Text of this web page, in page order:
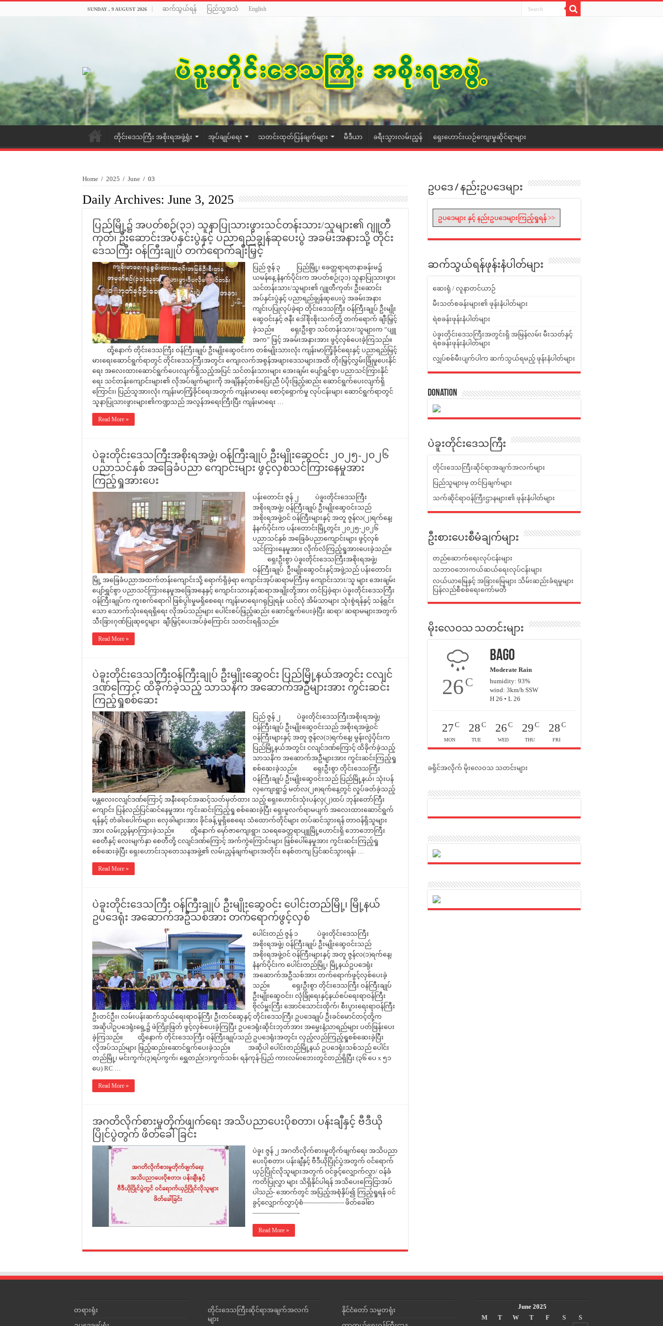
SUNDAY , 9 AUGUST 2026 ဆက်သွယ်ရန် ပြည်သူ့အသံ English
တိုင်းဒေသကြီး အစိုးရအဖွဲ့ရုံး အုပ်ချုပ်ရေး သတင်းထုတ်ပြန်ချက်များ မီဒီယာ ခရီးသွားလမ်းညွှန် ရှေးဟောင်းယဉ်ကျေးမှုဆိုင်ရာများ
Home / 2025 / June / 03
Daily Archives: June 3, 2025
ပြည်မြို့၌ အပတ်စဉ်(၃၁) သူနာပြုသားဖွားသင်တန်းသား/သူများ၏ ဂျူတီ
ကုတ်၊ ဦးဆောင်းအပ်နှင်းပွဲနှင့် ပညာရည်ချွန်ဆုပေးပွဲ အခမ်းအနားသို့ တိုင်း
ဒေသကြီး ဝန်ကြီးချုပ် တက်ရောက်ချီးမြှင့်
ပြည် ဇွန် ၃ ပြည်မြို့၊ ခေတ္တရာရတနာခန်းမ၌
ယမန်နေ့ နံနက်ပိုင်းက အပတ်စဉ်(၃၁) သူနာပြုသားဖွား
သင်တန်းသား/သူများ၏ ဂျူတီကုတ်၊ ဦးဆောင်း
အပ်နှင်းပွဲနှင့် ပညာရည်ချွန်ဆုပေးပွဲ အခမ်းအနား
ကျင်းပပြုလုပ်ခဲ့ရာ တိုင်းဒေသကြီး ဝန်ကြီးချုပ် ဦးမျိုး
ဆွေဝင်းနှင့် ဇနီး ဒေါ်စိုးစိုးသက်တို့ တက်ရောက် ချီးမြှင့်
ခဲ့သည်။ ရှေးဦးစွာ သင်တန်းသား/သူများက “ပျူ
အက” ဖြင့် အခမ်းအနားအား ဖွင့်လှစ်ပေးခဲ့ကြသည်။
ထို့နောက် တိုင်းဒေသကြီး ဝန်ကြီးချုပ် ဦးမျိုးဆွေဝင်းက တစ်မျိုးသားလုံး ကျန်းမာကြံ့ခိုင်ရေးနှင့် ပညာရည်မြင့်
မားရေးဆောင်ရွက်ရာတွင် တိုင်းဒေသကြီးအတွင်း ကျေးလက်အစွန်အဖျားဒေသများအထိ တိုးမြှင့်လွှမ်းခြုံမှုပေးနိုင်
ရေး အလေးထားဆောင်ရွက်ပေးလျက်ရှိသည့်အပြင် သင်တန်းသားများ အေးချမ်း ပျော်ရွှင်စွာ ပညာသင်ကြားနိုင်
ရေး သင်တန်းကျောင်းများ၏ လိုအပ်ချက်များကို အချိန်နှင့်တစ်ပြေးညီ ပံပိုးဖြည့်ဆည်း ဆောင်ရွက်ပေးလျက်ရှိ
ကြောင်း၊ ပြည်သူအားလုံး ကျန်းမာကြံ့ခိုင်ရေးအတွက် ကျန်းမာရေး စောင့်ရှောက်မှု လုပ်ငန်းများ ဆောင်ရွက်ရာတွင်
သူနာပြုသားဖွားများ၏ကဏ္ဍသည် အလွန်အရေးကြီးပြီး ကျန်းမာရေး …
Read More »
ပဲခူးတိုင်းဒေသကြီးအစိုးရအဖွဲ့၊ ဝန်ကြီးချုပ် ဦးမျိုးဆွေဝင်း ၂၀၂၅-၂၀၂၆
ပညာသင်နှစ် အခြေခံပညာ ကျောင်းများ ဖွင့်လှစ်သင်ကြားနေမှုအား
ကြည့်ရှုအားပေး
ပန်းတောင်း ဇွန် ၂ ပဲခူးတိုင်းဒေသကြီး
အစိုးရအဖွဲ့၊ ဝန်ကြီးချုပ် ဦးမျိုးဆွေဝင်းသည်
အစိုးရအဖွဲ့ဝင် ဝန်ကြီးများနှင့် အတူ ဇွန်လ(၂)ရက်နေ့၊
နံနက်ပိုင်းက ပန်းတောင်းမြို့တွင်း ၂၀၂၅-၂၀၂၆
ပညာသင်နှစ် အခြေခံပညာကျောင်းများ ဖွင့်လှစ်
သင်ကြားနေမှုအား လိုက်လံကြည့်ရှုအားပေးခဲ့သည်။
ရှေးဦးစွာ ပဲခူးတိုင်းဒေသကြီးအစိုးရအဖွဲ့၊
ဝန်ကြီးချုပ် ဦးမျိုးဆွေဝင်းနှင့်အဖွဲ့သည် ပန်းတောင်း
မြို့ အခြေခံပညာအထက်တန်းကျောင်းသို့ ရောက်ရှိခဲ့ရာ ကျောင်းအုပ်ဆရာမကြီးမှ ကျောင်းသား/သူ များ အေးချမ်း
ပျော်ရွှင်စွာ ပညာသင်ကြားနေမှုအခြေအနေနှင့် ကျောင်းသားနှင့်ဆရာအချိုးတို့အား တင်ပြခဲ့ရာ၊ ပဲခူးတိုင်းဒေသကြီး
ဝန်ကြီးချုပ်က ကူးစက်ရောဂါ ဖြစ်ပွါးမှုမရှိစေရေး ကျန်းမာရေးဂရုပြုရန်၊ ယင်လုံ အိမ်သာများ သုံးစွဲရန်နှင့် သန့်ရှင်း
သော သောက်သုံးရေရရှိရေး လိုအပ်သည်များ ပေါင်းစပ်ဖြည့်ဆည်း ဆောင်ရွက်ပေးခဲ့ပြီး ဆရာ/ ဆရာမများအတွက်
သီးခြားဂုဏ်ပြုဆုငွေများ ချီးမြှင့်ပေးအပ်ခဲ့ကြောင်း သတင်းရရှိသည်။
Read More »
ပဲခူးတိုင်းဒေသကြီးဝန်ကြီးချုပ် ဦးမျိုးဆွေဝင်း ပြည်မြို့နယ်အတွင်း ငလျင်
ဒဏ်ကြောင့် ထိခိုက်ခဲ့သည့် သာသနိက အဆောက်အဦများအား ကွင်းဆင်း
ကြည့်ရှုစစ်ဆေး
ပြည် ဇွန် ၂ ပဲခူးတိုင်းဒေသကြီးအစိုးရအဖွဲ့၊
ဝန်ကြီးချုပ် ဦးမျိုးဆွေဝင်းသည် အစိုးရအဖွဲ့ဝင်
ဝန်ကြီးများနှင့် အတူ ဇွန်လ(၁)ရက်နေ့၊ မွန်းလွဲပိုင်းက
ပြည်မြို့နယ်အတွင်း ငလျင်ဒဏ်ကြောင့် ထိခိုက်ခဲ့သည့်
သာသနိက အဆောက်အဦများအား ကွင်းဆင်းကြည့်ရှု
စစ်ဆေးခဲ့သည်။ ရှေးဦးစွာ တိုင်းဒေသကြီး
ဝန်ကြီးချုပ် ဦးမျိုးဆွေဝင်းသည် ပြည်မြို့နယ်၊ သုံးပန်
လှကျေးရွာ၌ မတ်လ(၂၈)ရက်နေ့တွင် လှုပ်ခတ်ခဲ့သည့်
မန္တလေးငလျင်ဒဏ်ကြောင့် အနီးရောင်အဆင့်သတ်မှတ်ထား သည့် ရှေးဟောင်းသုံးပန်လှ(၂)ထပ် ဘုန်းတော်ကြီး
ကျောင်း ပြန်လည်ပြင်ဆင်နေမှုအား ကွင်းဆင်းကြည့်ရှု စစ်ဆေးခဲ့ပြီး ရှေးမူလက်ရာမပျက် အလေးထားဆောင်ရွက်
ရန်နှင့် တံခါးပေါက်များ၊ လှေခါများအား ခိုင်ခန့် မှုရှိစေရေး သံထောက်တိုင်များ တပ်ဆင်သွားရန် တာဝန်ရှိသူများ
အား လမ်းညွှန်မှာကြားခဲ့သည်။ ထို့နောက် မှော်ဇာကျေးရွာ၊ သရေခေတ္တရာပျူမြို့ဟောင်းရှိ ဘောဘောကြီး
စေတီနှင့် လေးမျက်နှာ စေတီတို့ ငလျင်ဒဏ်ကြောင့် အက်ကွဲကြောင်းများ ဖြစ်ပေါ်နေမှုအား ကွင်းဆင်းကြည့်ရှု
စစ်ဆေးခဲ့ပြီး ရှေးဟောင်းသုတေသနအဖွဲ့၏ လမ်းညွှန်ချက်များအတိုင်း စနစ်တကျ ပြင်ဆင်သွားရန်၊ …
Read More »
ပဲခူးတိုင်းဒေသကြီး ဝန်ကြီးချုပ် ဦးမျိုးဆွေဝင်း ပေါင်းတည်မြို့၊ မြို့နယ်
ဥပဒေရုံး အဆောက်အဦသစ်အား တက်ရောက်ဖွင့်လှစ်
ပေါင်းတည် ဇွန် ၁ ပဲခူးတိုင်းဒေသကြီး
အစိုးရအဖွဲ့၊ ဝန်ကြီးချုပ် ဦးမျိုးဆွေဝင်းသည်
အစိုးရအဖွဲ့ဝင် ဝန်ကြီးများနှင့် အတူ ဇွန်လ(၁)ရက်နေ့၊
နံနက်ပိုင်းက ပေါင်းတည်မြို့၊ မြို့နယ်ဥပဒေရုံး
အဆောက်အဦသစ်အား တက်ရောက်ဖွင့်လှစ်ပေးခဲ့
သည်။ ရှေးဦးစွာ တိုင်းဒေသကြီး ဝန်ကြီးချုပ်
ဦးမျိုးဆွေဝင်း၊ လုံခြုံရေးနှင့်နယ်စပ်ရေးရာဝန်ကြီး
ဗိုလ်မှူးကြီး အောင်သောင်းထိုက်၊ စီးပွားရေးရာဝန်ကြီး
ဦးတင်ဦး၊ လမ်းပန်းဆက်သွယ်ရေးရာဝန်ကြီး ဦးတင်ဆွေနှင့် တိုင်းဒေသကြီး ဥပဒေချုပ် ဦးခင်မောင်တင့်တို့က
အဆိုပါဥပဒေရုံးရှေ့၌ ဖဲကြိုးဖြတ် ဖွင့်လှစ်ပေးခဲ့ကြပြီး ဥပဒေရုံးဆိုင်းဘုတ်အား အမွှေးနံ့သာရည်များ ပတ်ဖြန်းပေး
ခဲ့ကြသည်။ ထို့နောက် တိုင်းဒေသကြီး ဝန်ကြီးချုပ်သည် ဥပဒေရုံးအတွင်း လှည့်လည်ကြည့်ရှုစစ်ဆေးခဲ့ပြီး
လိုအပ်သည်များ ဖြည့်ဆည်းဆောင်ရွက်ပေးခဲ့သည်။ အဆိုပါ ပေါင်းတည်မြို့နယ် ဥပဒေရုံးသစ်သည် ပေါင်း
တည်မြို့၊ မင်းကွက်(၃)ရပ်ကွက်၊ ရွှေတည်(၁)ကွက်သစ်၊ ရန်ကုန်-ပြည် ကားလမ်းဘေးတွင်တည်ရှိပြီး (၃၆ ပေ x ၅၁
ပေ) RC …
Read More »
အဂတိလိုက်စားမှုတိုက်ဖျက်ရေး အသိပညာပေးပိုစတာ၊ ပန်းချီနှင့် ဗီဒီယို
ပြိုင်ပွဲတွက် ဖိတ်ခေါ်ခြင်း
ပဲခူး ဇွန် ၂ အဂတိလိုက်စားမှုတိုက်ဖျက်ရေး အသိပညာ
ပေးပိုစတာ၊ ပန်းချီနှင့် ဗီဒီယိုပြိုင်ပွဲအတွက် ဝင်ရောက်
ယှဉ်ပြိုင်လိုသူများအတွက် ဝင်ခွင့်လျှောက်လွှာ/ ဝန်ခံ
ကတိပြုလွှာ များ သိရှိနိုင်ပါရန် အသိပေးကြေငြာအပ်
ပါသည်- အောက်တွင် အပြည့်အစုံနှိပ်၍ ကြည့်ရှုရန် ဝင်
ခွင့်လျှောက်လွှာပုံစံ——————- ဖိတ်ခေါ်စာ
———————-
Read More »
ဥပဒေ / နည်းဥပဒေများ
ဥပဒေများ နှင့် နည်းဥပဒေများကြည့်ရှုရန် >>
ဆက်သွယ်ရန်ဖုန်းနံပါတ်များ
ဆေးရုံ / လူနာတင်ယာဉ်
မီးသတ်စခန်းများ၏ ဖုန်းနံပါတ်များ
ရဲစခန်းဖုန်းနံပါတ်များ
ပဲခူးတိုင်းဒေသကြီးအတွင်းရှိ အမြန်လမ်း မီးသတ်နှင့်
ရဲစခန်းဖုန်းနံပါတ်များ
လျှပ်စစ်မီးပျက်ပါက ဆက်သွယ်ရမည့် ဖုန်းနံပါတ်များ
Donation
ပဲခူးတိုင်းဒေသကြီး
တိုင်းဒေသကြီးဆိုင်ရာအချက်အလက်များ
ပြည်သူများမှ တင်ပြချက်များ
သက်ဆိုင်ရာဝန်ကြီးဌာနများ၏ ဖုန်းနံပါတ်များ
ဦးစားပေးစီမံချက်များ
တည်ဆောက်ရေးလုပ်ငန်းများ
သဘာဝဘေးကယ်ဆယ်ရေးလုပ်ငန်းများ
လယ်ယာမြေနှင့် အခြားမြေများ သိမ်းဆည်းခံရမှုများ
ပြန်လည်စီစစ်ရေးကော်မတီ
မိုးလေဝသ သတင်းများ
26C
Bago
Moderate Rain
humidity: 93%
wind: 3km/h SSW
H 26 • L 26
27 C
MON
28 C
TUE
26 C
WED
29 C
THU
28 C
FRI
ခရိုင်အလိုက် မိုးလေဝသ သတင်းများ
တရားရုံး
တိုင်းဒေသကြီးဆိုင်ရာအချက်အလက်
များ
နိုင်ငံတော် သမ္မတရုံး
June 2025
M
T W T F S
S